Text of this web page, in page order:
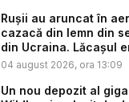
Rușii au aruncat în
cazacă din lemn din
din Ucraina. Lăcașul
04 august 2026, ora 13:09
Un nou depozit al